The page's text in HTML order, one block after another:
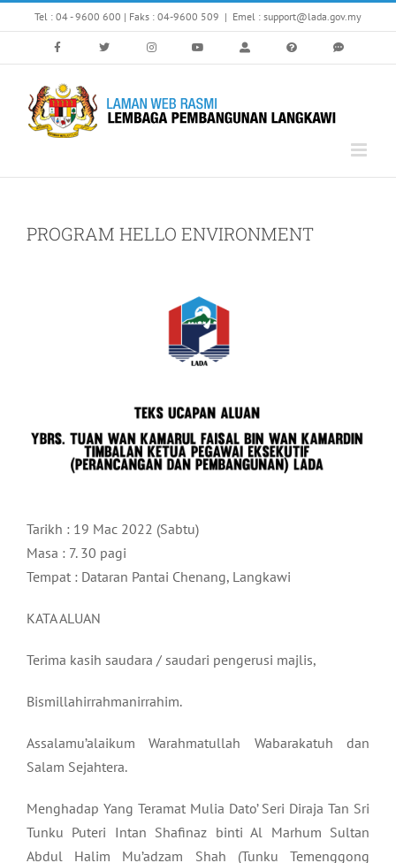
to
Tel : 04 - 9600 600 | Faks : 04-9600 509 | Emel : support@lada.gov.my
PROGRAM HELLO ENVIRONMENT
Tarikh : 19 Mac 2022 (Sabtu)
Masa : 7. 30 pagi
Tempat : Dataran Pantai Chenang, Langkawi
KATA ALUAN
Terima kasih saudara / saudari pengerusi majlis,
Bismillahirrahmanirrahim.
Assalamu’alaikum Warahmatullah Wabarakatuh dan
Salam Sejahtera.
Menghadap Yang Teramat Mulia Dato’ Seri Diraja Tan Sri
Tunku Puteri Intan Shafinaz binti Al Marhum Sultan
Abdul Halim Mu’adzam Shah (Tunku Temenggong